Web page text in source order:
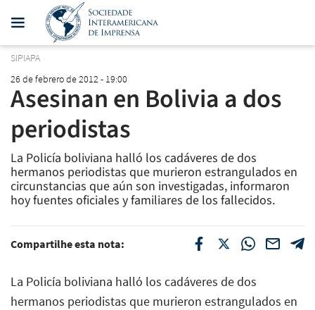
SIPIAPA
26 de febrero de 2012 - 19:00
Asesinan en Bolivia a dos
periodistas
La Policía boliviana halló los cadáveres de dos
hermanos periodistas que murieron estrangulados en
circunstancias que aún son investigadas, informaron
hoy fuentes oficiales y familiares de los fallecidos.
Compartilhe esta nota:
La Policía boliviana halló los cadáveres de dos
hermanos periodistas que murieron estrangulados en